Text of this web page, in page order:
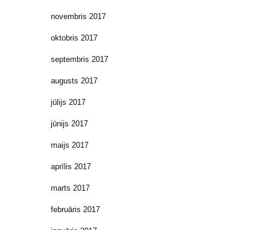
novembris 2017
oktobris 2017
septembris 2017
augusts 2017
jūlijs 2017
jūnijs 2017
maijs 2017
aprīlis 2017
marts 2017
februāris 2017